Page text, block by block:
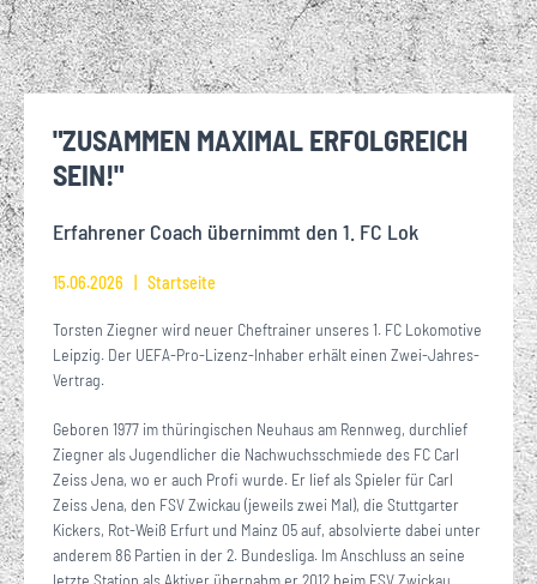
"ZUSAMMEN MAXIMAL ERFOLGREICH
SEIN!"
Erfahrener Coach übernimmt den 1. FC Lok
15.06.2026 Startseite
Torsten Ziegner wird neuer Cheftrainer unseres 1. FC Lokomotive
Leipzig. Der UEFA-Pro-Lizenz-Inhaber erhält einen Zwei-Jahres-
Vertrag.
Geboren 1977 im thüringischen Neuhaus am Rennweg, durchlief
Ziegner als Jugendlicher die Nachwuchsschmiede des FC Carl
Zeiss Jena, wo er auch Profi wurde. Er lief als Spieler für Carl
Zeiss Jena, den FSV Zwickau (jeweils zwei Mal), die Stuttgarter
Kickers, Rot-Weiß Erfurt und Mainz 05 auf, absolvierte dabei unter
anderem 86 Partien in der 2. Bundesliga. Im Anschluss an seine
letzte Station als Aktiver übernahm er 2012 beim FSV Zwickau